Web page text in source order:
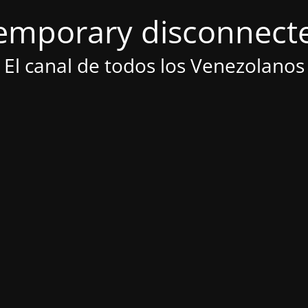
El canal de todos los Venezolanos